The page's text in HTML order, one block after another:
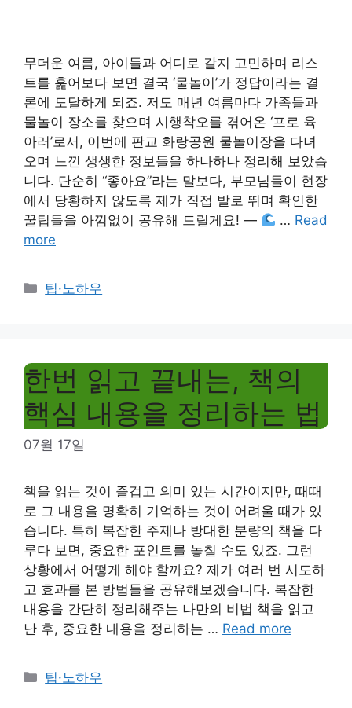
무더운 여름, 아이들과 어디로 갈지 고민하며 리스
트를 훑어보다 보면 결국 ‘물놀이’가 정답이라는 결
론에 도달하게 되죠. 저도 매년 여름마다 가족들과
물놀이 장소를 찾으며 시행착오를 겪어온 ‘프로 육
아러’로서, 이번에 판교 화랑공원 물놀이장을 다녀
오며 느낀 생생한 정보들을 하나하나 정리해 보았습
니다. 단순히 “좋아요”라는 말보다, 부모님들이 현장
에서 당황하지 않도록 제가 직접 발로 뛰며 확인한
꿀팁들을 아낌없이 공유해 드릴게요! —
… Read
more
Categories
팁·노하우
한번 읽고 끝내는, 책의
핵심 내용을 정리하는 법
07월 17일
책을 읽는 것이 즐겁고 의미 있는 시간이지만, 때때
로 그 내용을 명확히 기억하는 것이 어려울 때가 있
습니다. 특히 복잡한 주제나 방대한 분량의 책을 다
루다 보면, 중요한 포인트를 놓칠 수도 있죠. 그런
상황에서 어떻게 해야 할까요? 제가 여러 번 시도하
고 효과를 본 방법들을 공유해보겠습니다. 복잡한
내용을 간단히 정리해주는 나만의 비법 책을 읽고
난 후, 중요한 내용을 정리하는 … Read more
Categories
팁·노하우